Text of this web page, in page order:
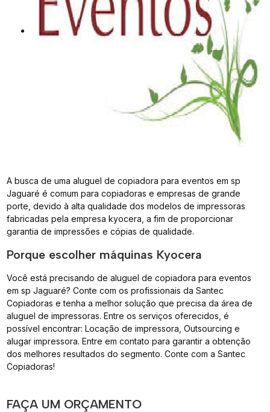
A busca de uma aluguel de copiadora para eventos em sp
Jaguaré é comum para copiadoras e empresas de grande
porte, devido à alta qualidade dos modelos de impressoras
fabricadas pela empresa kyocera, a fim de proporcionar
garantia de impressões e cópias de qualidade.
Porque escolher máquinas Kyocera
Você está precisando de aluguel de copiadora para eventos
em sp Jaguaré? Conte com os profissionais da Santec
Copiadoras e tenha a melhor solução que precisa da área de
aluguel de impressoras. Entre os serviços oferecidos, é
possível encontrar: Locação de impressora, Outsourcing e
alugar impressora. Entre em contato para garantir a obtenção
dos melhores resultados do segmento. Conte com a Santec
Copiadoras!
FAÇA UM ORÇAMENTO